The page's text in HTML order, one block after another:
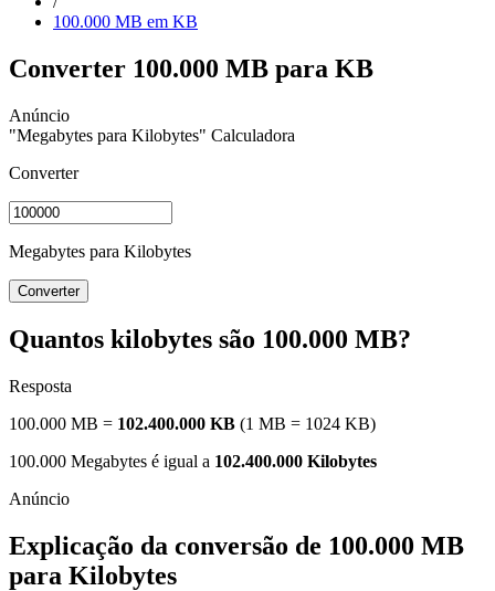
100.000 MB em KB
Converter 100.000 MB para KB
"Megabytes para Kilobytes" Calculadora
Converter
Megabytes para Kilobytes
Converter
Quantos kilobytes são 100.000 MB?
Resposta
100.000 MB = 102.400.000 KB (1 MB = 1024 KB)
100.000 Megabytes é igual a 102.400.000 Kilobytes
Explicação da conversão de 100.000 MB
para Kilobytes